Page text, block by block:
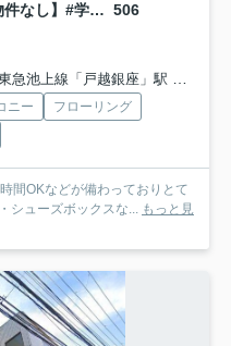
リビオメゾン戸越銀座【おとり物件なし】#学生・社会人にオススメ！初期費用分割払いOK！ 506
急池上線「戸越銀座」駅 徒歩5分
ニー
フローリング
間OKなどが備わっておりとて
シューズボックスな... もっと見